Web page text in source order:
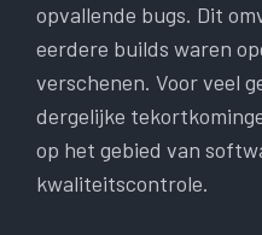
opvallende bugs. Dit
eerdere builds waren
verschenen. Voor veel
dergelijke
op het gebied van
kwaliteitscontrole.